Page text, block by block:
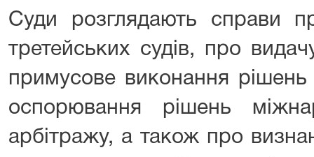
Суди розглядають справи
третейських судів, про
примусове виконання рішень
оспорювання рішень
арбітражу, а також про